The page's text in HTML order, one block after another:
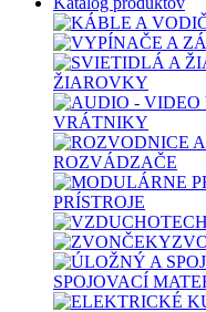
ŽIAROVKY
VRÁTNIKY
ROZVÁDZAČE
PRÍSTROJE
SPOJOVACÍ